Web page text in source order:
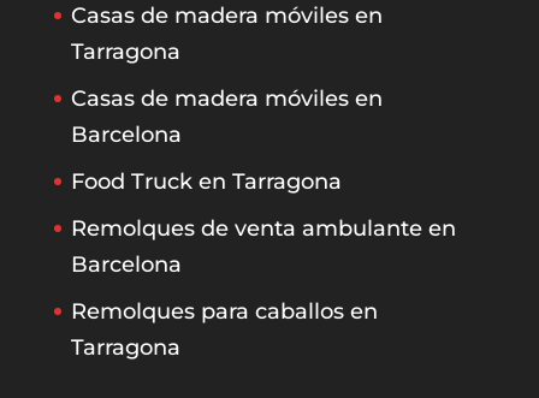
Casas de madera móviles en
Tarragona
Casas de madera móviles en
Barcelona
Food Truck en Tarragona
Remolques de venta ambulante en
Barcelona
Remolques para caballos en
Tarragona